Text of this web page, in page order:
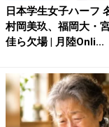
日本学生女子ハーフ
村岡美玖、福岡大・
佳ら欠場 | 月陸Onli...